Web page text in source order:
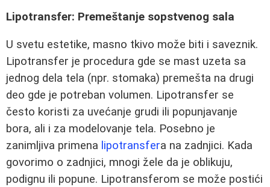
Lipotransfer: Premeštanje sopstvenog sala
U svetu estetike, masno tkivo može biti i saveznik.
Lipotransfer je procedura gde se mast uzeta sa
jednog dela tela (npr. stomaka) premešta na drugi
deo gde je potreban volumen. Lipotransfer se
često koristi za uvećanje grudi ili popunjavanje
bora, ali i za modelovanje tela. Posebno je
zanimljiva primena lipotransfera na zadnjici. Kada
govorimo o zadnjici, mnogi žele da je oblikuju,
podignu ili popune. Lipotransferom se može postići